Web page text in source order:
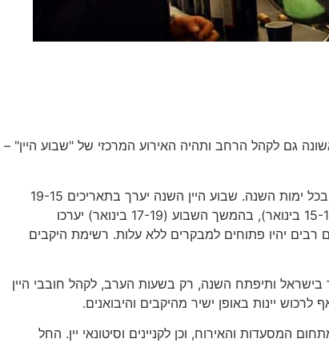
2018", שתתקיים השנה בפעם ה-15, תפתח לראשונה גם לקהל הרחב ותהיה האירוע המרכזי של "שבוע היין" –
מטרת שבוע היין לקדם את תרבות היין ולעודד קהלים רחבים לשתות יין בכל ימות השנה. שבוע היין השנה יערך בתאריכים 19-15
בינואר, ימים שני עד שישי, ויתחיל בתערוכת סומלייה בהיכל התרבות (15-16 בינואר), בהמשך השבוע (17-19 בינואר) יערכו
יין ברחבי הארץ, וביום שישי (19 בינואר) יקבים רבים יהיו פתוחים למבקרים ללא עלות. רשימת היקבים
בישראל ותיפתח השנה, רק בשעות הערב, לקהל חובבי היין
יינות באופן ישיר מהיקבים והיבואנים.
מקצועי מתחום המסעדות והאירוח, וכן לקניינים וסיטונאי יין. החל